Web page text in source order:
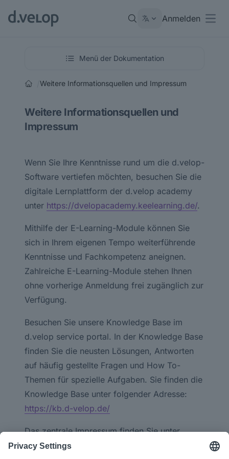
Anmelden
Menü der Dokumentation
Weitere Informationsquellen und Impressum
Weitere Informationsquellen und
Impressum
Wenn Sie Ihre Kenntnisse rund um die d.velop-
Software vertiefen möchten, besuchen Sie die
digitale Lernplattform der d.velop academy
unter https://dvelopacademy.keelearning.de/.
Mithilfe der E-Learning-Module können Sie
sich in Ihrem eigenen Tempo weiterführende
Kenntnisse und Fachkompetenz aneignen.
Zahlreiche E-Learning-Module stehen Ihnen
ohne vorherige Anmeldung frei zugänglich zur
Verfügung.
Besuchen Sie unsere Knowledge Base im
d.velop service portal. In der Knowledge Base
finden Sie die neusten Lösungen, Antworten
auf häufig gestellte Fragen und How To-
Themen für spezielle Aufgaben. Sie finden die
Knowledge Base unter folgender Adresse:
https://kb.d-velop.de/
Das zentrale Impressum finden Sie unter
https://www.d-velop.de/impressum